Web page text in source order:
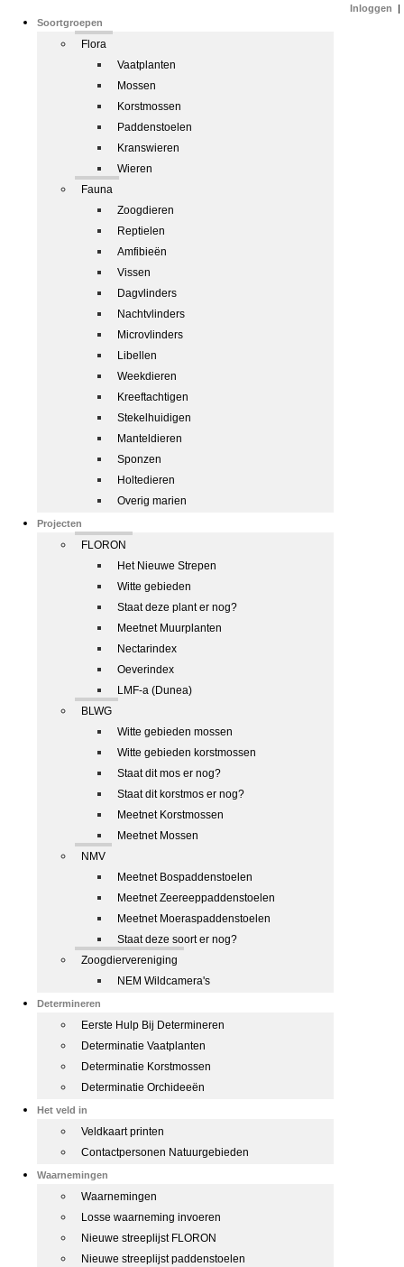
Soortgroepen
Flora
Vaatplanten
Mossen
Korstmossen
Paddenstoelen
Kranswieren
Wieren
Fauna
Zoogdieren
Reptielen
Amfibieën
Vissen
Dagvlinders
Nachtvlinders
Microvlinders
Libellen
Weekdieren
Kreeftachtigen
Stekelhuidigen
Manteldieren
Sponzen
Holtedieren
Overig marien
Projecten
FLORON
Het Nieuwe Strepen
Witte gebieden
Staat deze plant er nog?
Meetnet Muurplanten
Nectarindex
Oeverindex
LMF-a (Dunea)
BLWG
Witte gebieden mossen
Witte gebieden korstmossen
Staat dit mos er nog?
Staat dit korstmos er nog?
Meetnet Korstmossen
Meetnet Mossen
NMV
Meetnet Bospaddenstoelen
Meetnet Zeereeppaddenstoelen
Meetnet Moeraspaddenstoelen
Staat deze soort er nog?
Zoogdiervereniging
NEM Wildcamera's
Determineren
Eerste Hulp Bij Determineren
Determinatie Vaatplanten
Determinatie Korstmossen
Determinatie Orchideeën
Het veld in
Veldkaart printen
Contactpersonen Natuurgebieden
Waarnemingen
Waarnemingen
Losse waarneming invoeren
Nieuwe streeplijst FLORON
Nieuwe streeplijst paddenstoelen
Inloggen |